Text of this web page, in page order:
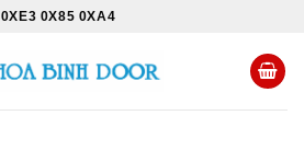
0XE3 0X85 0XA4